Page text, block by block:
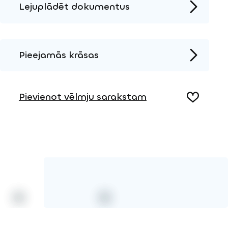
Lejuplādēt dokumentus
2D DWG – Sānu skats
3D DWG
Pieejamās krāsas
Pievienot vēlmju sarakstam